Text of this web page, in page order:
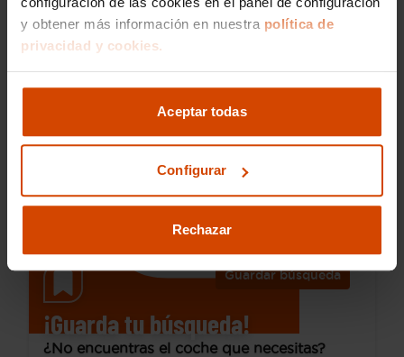
y obtener más información en nuestra política de
privacidad y cookies.
Aceptar todas
Configurar
Rechazar
Desde 280 € /mes*
Hyundai Tucson
1.6 TGDI 110kW (150CV) Maxx
2023
113.727 km
Manual
Dos Hermanas
Guardar búsqueda
¡Guarda tu búsqueda!
¿No encuentras el coche que necesitas?